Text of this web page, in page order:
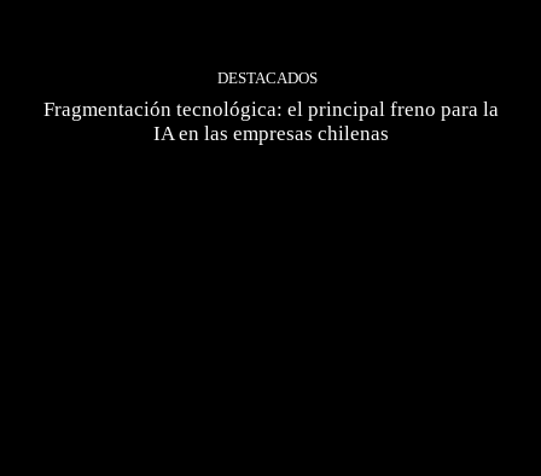
DESTACADOS
Fragmentación tecnológica: el principal freno para la
IA en las empresas chilenas